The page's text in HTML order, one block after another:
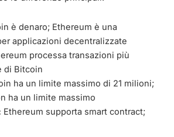
è denaro; Ethereum è una
applicazioni decentralizzate
processa transazioni più
di Bitcoin
ha un limite massimo di 21 milioni;
ha un limite massimo
Ethereum supporta smart contract;